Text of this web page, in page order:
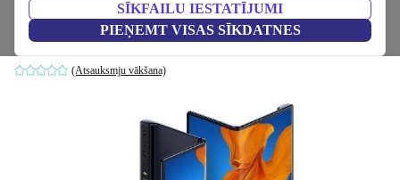
SĪKFAILU IESTATĪJUMI
PIEŅEMT VISAS SĪKDATNES
Huawei Mate Xs 5G
interstellar blue
(Atsauksmju vākšana)